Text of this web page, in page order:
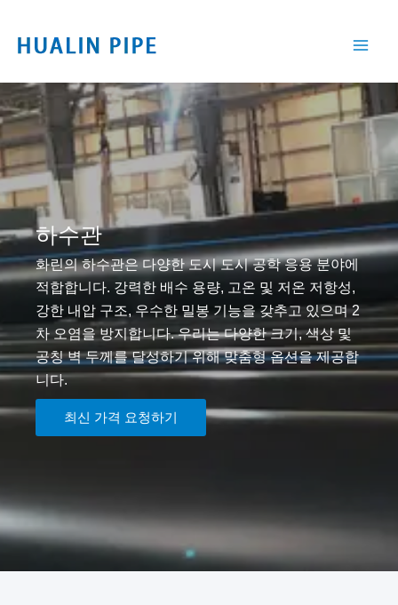
로
건
너
뛰
기
하수관
화린의 하수관은 다양한 도시 도시 공학 응용 분야에
적합합니다. 강력한 배수 용량, 고온 및 저온 저항성,
강한 내압 구조, 우수한 밀봉 기능을 갖추고 있으며 2
차 오염을 방지합니다. 우리는 다양한 크기, 색상 및
공칭 벽 두께를 달성하기 위해 맞춤형 옵션을 제공합
니다.
최신 가격 요청하기